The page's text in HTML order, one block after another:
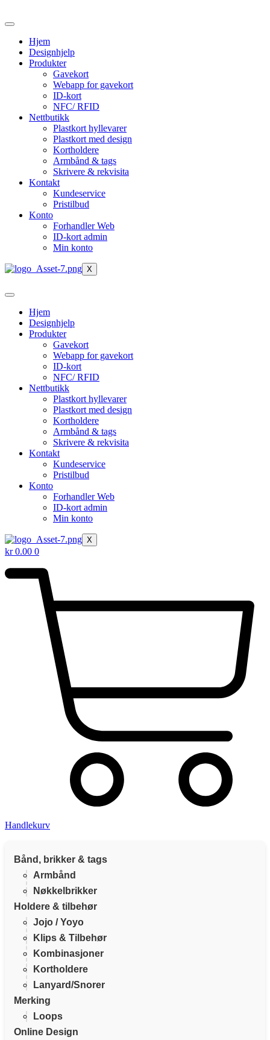
to
contentHjem
Designhjelp
Produkter
Gavekort
Webapp for gavekort
ID-kort
NFC/ RFID
Nettbutikk
Plastkort hyllevarer
Plastkort med design
Kortholdere
Armbånd & tags
Skrivere & rekvisita
Kontakt
Kundeservice
Pristilbud
Konto
Forhandler Web
ID-kort admin
Min konto
X
Hjem
Designhjelp
Produkter
Gavekort
Webapp for gavekort
ID-kort
NFC/ RFID
Nettbutikk
Plastkort hyllevarer
Plastkort med design
Kortholdere
Armbånd & tags
Skrivere & rekvisita
Kontakt
Kundeservice
Pristilbud
Konto
Forhandler Web
ID-kort admin
Min konto
X
kr0.00 0
Handlekurv
Bånd, brikker & tags
Armbånd
Nøkkelbrikker
Holdere & tilbehør
Jojo / Yoyo
Klips & Tilbehør
Kombinasjoner
Kortholdere
Lanyard/Snorer
Merking
Loops
Online Design